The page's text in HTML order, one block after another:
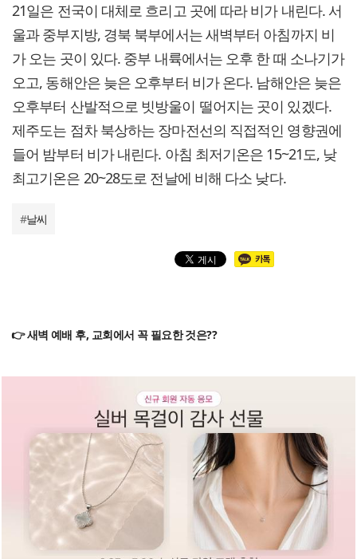
21일은 전국이 대체로 흐리고 곳에 따라 비가 내린다. 서
울과 중부지방, 경북 북부에서는 새벽부터 아침까지 비
가 오는 곳이 있다. 중부 내륙에서는 오후 한 때 소나기가
오고, 동해안은 늦은 오후부터 비가 온다. 남해안은 늦은
오후부터 산발적으로 빗방울이 떨어지는 곳이 있겠다.
제주도는 점차 북상하는 장마전선의 직접적인 영향권에
들어 밤부터 비가 내린다. 아침 최저기온은 15~21도, 낮
최고기온은 20~28도로 전날에 비해 다소 낮다.
#날씨
👉 새벽 예배 후, 교회에서 꼭 필요한 것은??